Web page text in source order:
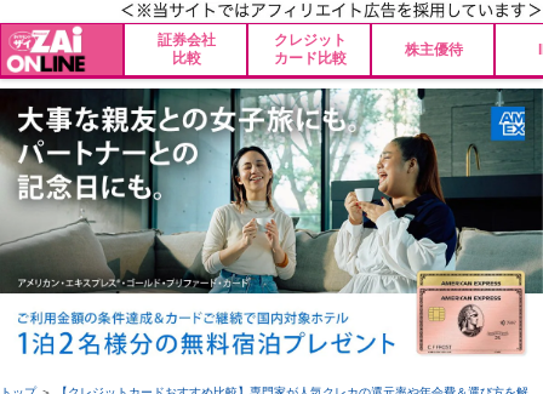
証券会社
比較
クレジット
カード比較
株主優待